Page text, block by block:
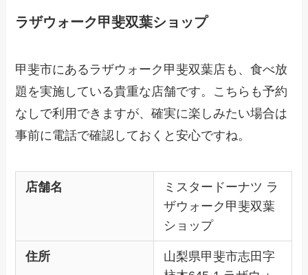
ラザウォーク甲斐双葉ショップ
甲斐市にあるラザウォーク甲斐双葉店も、食べ放
題を実施している貴重な店舗です。こちらも予約
なしで利用できますが、確実に楽しみたい場合は
事前に電話で確認しておくと安心ですね。
店舗名
ミスタードーナツ ラ
ザウォーク甲斐双葉
ショップ
住所
山梨県甲斐市志田字